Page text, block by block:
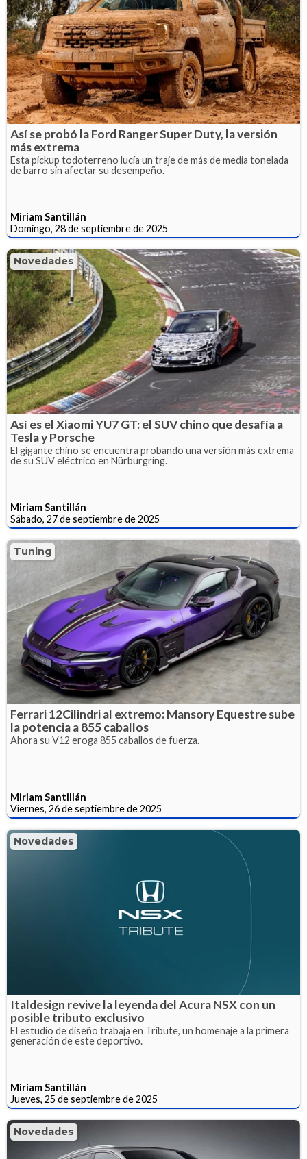
Así se probó la Ford Ranger Super Duty, la versión
más extrema
Esta pickup todoterreno lucía un traje de más de media tonelada
de barro sin afectar su desempeño.
Miriam Santillán
Domingo, 28 de septiembre de 2025
Novedades
Así es el Xiaomi YU7 GT: el SUV chino que desafía a
Tesla y Porsche
El gigante chino se encuentra probando una versión más extrema
de su SUV eléctrico en Nürburgring.
Miriam Santillán
Sábado, 27 de septiembre de 2025
Tuning
Ferrari 12Cilindri al extremo: Mansory Equestre sube
la potencia a 855 caballos
Ahora su V12 eroga 855 caballos de fuerza.
Miriam Santillán
Viernes, 26 de septiembre de 2025
Novedades
Italdesign revive la leyenda del Acura NSX con un
posible tributo exclusivo
El estudio de diseño trabaja en Tribute, un homenaje a la primera
generación de este deportivo.
Miriam Santillán
Jueves, 25 de septiembre de 2025
Novedades